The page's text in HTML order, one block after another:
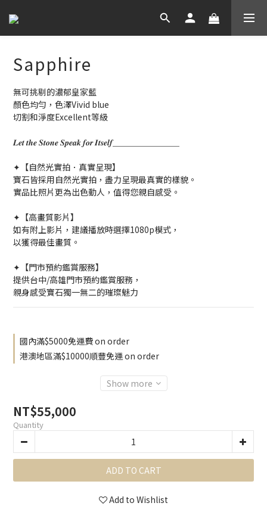
Sapphire
無可挑剔的濃郁皇家藍
顏色均勻，色澤Vivid blue
切割和淨度Excellent等級
𝑳𝒆𝒕 𝒕𝒉𝒆 𝑺𝒕𝒐𝒏𝒆 𝑺𝒑𝒆𝒂𝒌 𝒇𝒐𝒓 𝑰𝒕𝒔𝒆𝒍𝒇＿＿＿＿＿＿＿＿
✦【自然光實拍．真實呈現】
寶石皆採用自然光實拍，盡力呈現最真實的樣貌。
實品比照片更為出色動人，值得您親自感受。
✦【高畫質影片】
如有附上影片，建議播放時選擇1080p模式，
以獲得最佳畫質。
✦【門市預約鑑賞服務】
提供台中/高雄門市預約鑑賞服務，
親身感受寶石獨一無二的璀璨魅力
國內滿$5000免運費 on order
港澳地區滿$10000順豐免運 on order
Show more
NT$55,000
Quantity
ADD TO CART
Add to Wishlist